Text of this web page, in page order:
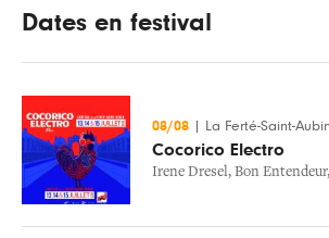
Dates en festival
08/08 La Ferté-Saint-
Cocorico Electro
Irene Dresel, Bon Entendeur,